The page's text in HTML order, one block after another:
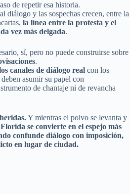
de repetir esa historia.
diálogo y las sospechas crecen, entre la
la línea entre la protesta y el
vez más delgada.
sí, pero no puede construirse sobre
.
canales de diálogo real con los
asumir su papel con
de chantaje ni de revancha
Y mientras el polvo se levanta y
se convierte en el espejo más
confunde diálogo con imposición,
en lugar de ciudad.